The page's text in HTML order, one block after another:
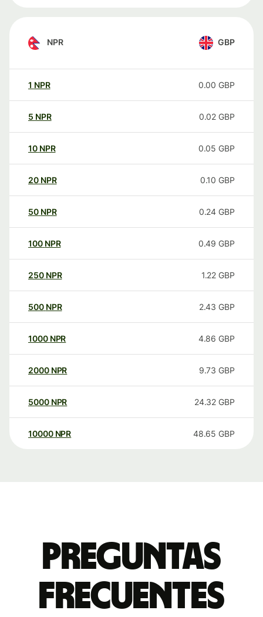
NPR GBP
1 NPR 0.00 GBP
5 NPR 0.02 GBP
10 NPR 0.05 GBP
20 NPR 0.10 GBP
50 NPR 0.24 GBP
100 NPR 0.49 GBP
250 NPR 1.22 GBP
500 NPR 2.43 GBP
1000 NPR 4.86 GBP
2000 NPR 9.73 GBP
5000 NPR 24.32 GBP
10000 NPR 48.65 GBP
Preguntas
frecuentes